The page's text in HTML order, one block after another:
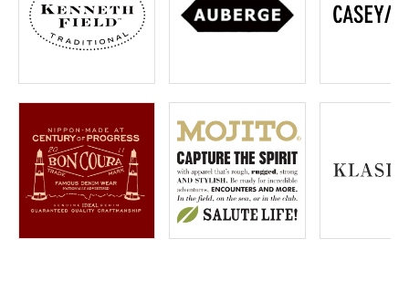
お問い合わせ
OFFICIAL WEB SITE
meeting_room ログイン 会員登録